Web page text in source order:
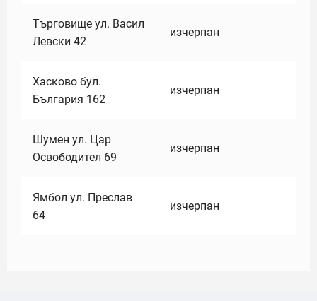
Търговище ул. Васил
Левски 42
изчерпан
Хасково бул.
България 162
изчерпан
Шумен ул. Цар
Освободител 69
изчерпан
Ямбол ул. Преслав
64
изчерпан